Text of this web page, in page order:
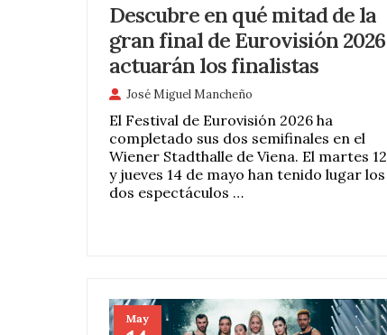
Descubre en qué mitad de la
gran final de Eurovisión 2026
actuarán los finalistas
José Miguel Mancheño
El Festival de Eurovisión 2026 ha
completado sus dos semifinales en el
Wiener Stadthalle de Viena. El martes 12
y jueves 14 de mayo han tenido lugar los
dos espectáculos …
May